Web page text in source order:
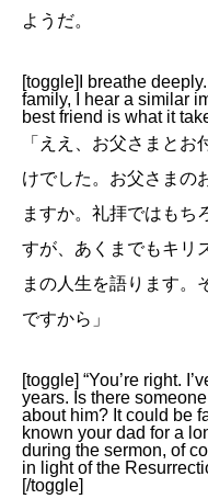
ようだ。
[toggle]I breathe
family, I hear a similar
best friend is what it
「ええ、お父さまと
けでした。お父さまの
ますか。礼拝ではもち
すが、あくまでもキリ
まの人生を語ります。
ですから」
[toggle] “You’re right.
years. Is there
about him? It could be
known your dad for a
during the sermon, of
in light of the
[/toggle]